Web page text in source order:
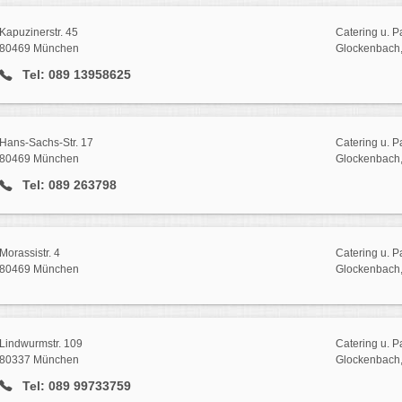
45
München
Tel: 089 13958625
Catering u.
Sachs-Str. 17
München
Tel: 089 263798
Catering u.
4
München
Catering u.
109
München
Tel: 089 99733759
Catering u.